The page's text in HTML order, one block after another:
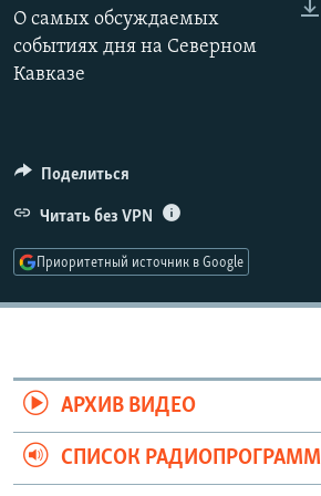
РАСПИСАНИЕ ВЕЩАНИЯ
ПОДПИШИТЕСЬ НА РАССЫЛКУ
Все сайты РСЕ/РС
О самых обсуждаемых
событиях дня на Северном
Кавказе
Поделиться
Читать без VPN
Приоритетный источник в Google
АРХИВ ВИДЕО
СПИСОК РАДИОПРОГРАММ